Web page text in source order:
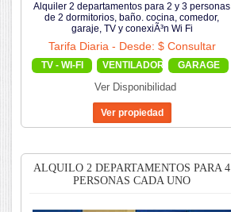
Alquiler 2 departamentos para 2 y 3 personas
de 2 dormitorios, baño. cocina, comedor,
garaje, TV y conexiÃ³n Wi Fi
Tarifa Diaria - Desde: $ Consultar
TV - WI-FI VENTILADOR GARAGE
Ver Disponibilidad
ALQUILO 2 DEPARTAMENTOS PARA 4
PERSONAS CADA UNO